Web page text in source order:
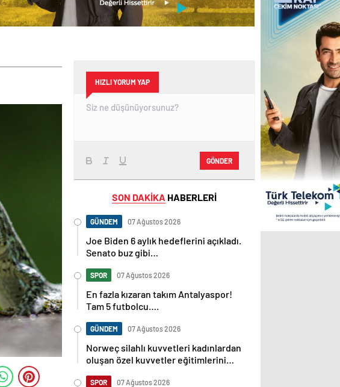
HIZLI YORUM YAP
GÖNDER
SON DAKİKA HABERLERİ
GÜNDEM 07 Ağustos 2026
Joe Biden 6 aylık hedeflerini açıkladı.
Senato buz gibi…
SPOR 07 Ağustos 2026
En fazla kızaran takım Antalyaspor!
Tam 5 futbolcu….
GÜNDEM 07 Ağustos 2026
Norweç silahlı kuvvetleri kadınlardan
oluşan özel kuvvetler eğitimlerini
SPOR 07 Ağustos 2026